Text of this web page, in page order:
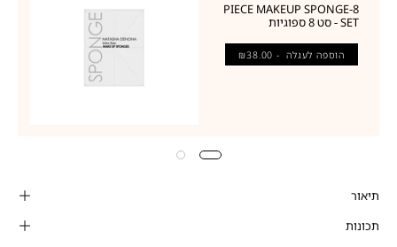
8-PIECE MAKEUP SPONGE
SET - סט 8 ספוגיות
הוספה לעגלה - ₪38.00
תיאור
תכונות